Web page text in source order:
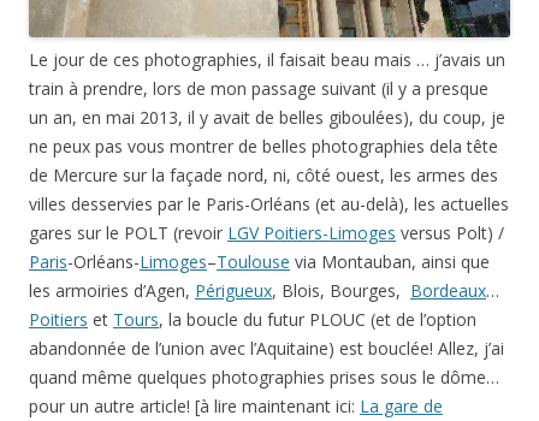
Le jour de ces photographies, il faisait beau mais … j’avais un
train à prendre, lors de mon passage suivant (il y a presque
un an, en mai 2013, il y avait de belles giboulées), du coup, je
ne peux pas vous montrer de belles photographies dela tête
de Mercure sur la façade nord, ni, côté ouest, les armes des
villes desservies par le Paris-Orléans (et au-delà), les actuelles
gares sur le POLT (revoir LGV Poitiers-Limoges versus Polt) /
Paris-Orléans-Limoges–Toulouse via Montauban, ainsi que
les armoiries d’Agen, Périgueux, Blois, Bourges, Bordeaux…
Poitiers et Tours, la boucle du futur PLOUC (et de l’option
abandonnée de l’union avec l’Aquitaine) est bouclée! Allez, j’ai
quand même quelques photographies prises sous le dôme…
pour un autre article! [à lire maintenant ici: La gare de